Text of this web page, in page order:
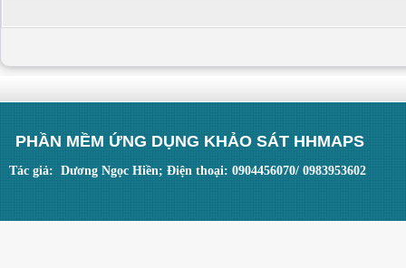
PHẦN MỀM ỨNG DỤNG KHẢO SÁT HHMAPS
Tác giả: Dương Ngọc Hiền; Điện thoại: 0904456070/ 0983953602